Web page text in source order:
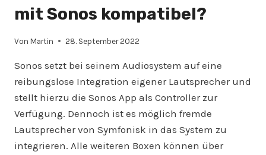
mit Sonos kompatibel?
Von Martin 28. September 2022
Sonos setzt bei seinem Audiosystem auf eine
reibungslose Integration eigener Lautsprecher und
stellt hierzu die Sonos App als Controller zur
Verfügung. Dennoch ist es möglich fremde
Lautsprecher von Symfonisk in das System zu
integrieren. Alle weiteren Boxen können über